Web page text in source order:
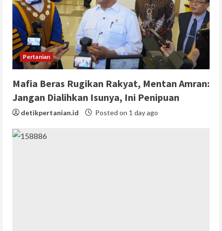
Pertanian
Mafia Beras Rugikan Rakyat, Mentan Amran:
Jangan Dialihkan Isunya, Ini Penipuan
detikpertanian.id Posted on 1 day ago